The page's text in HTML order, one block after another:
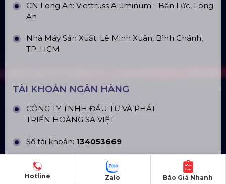
CN Long An: Viettruss Aluminum - Bến Lức, Long
An
Nhà Máy Sản Xuất: Lê Minh Xuân, Bình Chánh,
TP. HCM
TÀI KHOẢN NGÂN HÀNG
CÔNG TY TNHH ĐẦU TƯ VÀ PHÁT
TRIỂN HOÀNG SA VIỆT
Số tài khoản: 134053669
Ngân hàng: Á Châu (ACB)
Hotline Báo Giá Nhanh
Zalo